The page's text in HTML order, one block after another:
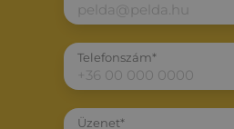
Telefonszám*
Üzenet*